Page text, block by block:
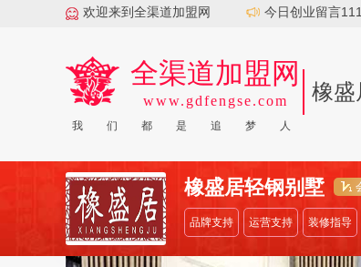
欢迎来到全渠道加盟网 今日创业留言
全渠道加盟网
www.gdfengse.com
我 们 都 是 追 梦 人
橡盛
顶刮刮汽配 爱唱YOLO 岳灵生发
橡盛居轻钢别墅
品牌支持 运营支持 装修指导